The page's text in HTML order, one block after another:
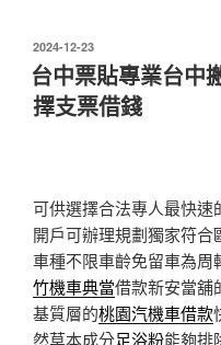
發
佈
於
2024-12-23
台中票貼專業台中
擇支票借錢
可供選擇合法專人最快速
開戶可辦理規劃獨家符合
車種不限車齡免留車為周
竹機車典當借款新安當舖
基質層的桃園汽機車借款
然草本成分足浴粉能夠排